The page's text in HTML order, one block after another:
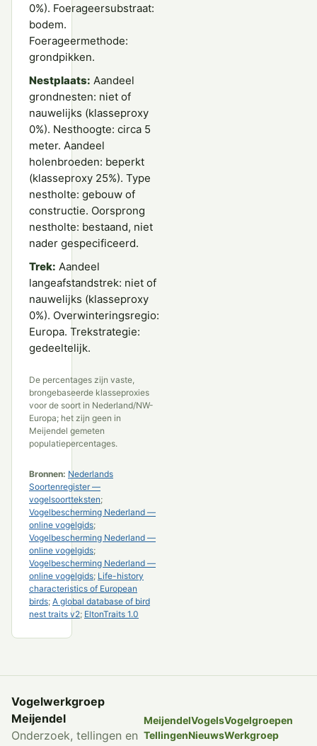
0%). Foerageersubstraat:
bodem.
Foerageermethode:
grondpikken.
Nestplaats: Aandeel
grondnesten: niet of
nauwelijks (klasseproxy
0%). Nesthoogte: circa 5
meter. Aandeel
holenbroeden: beperkt
(klasseproxy 25%). Type
nestholte: gebouw of
constructie. Oorsprong
nestholte: bestaand, niet
nader gespecificeerd.
Trek: Aandeel
langeafstandstrek: niet of
nauwelijks (klasseproxy
0%). Overwinteringsregio:
Europa. Trekstrategie:
gedeeltelijk.
De percentages zijn vaste,
brongebaseerde klasseproxies
voor de soort in Nederland/NW-
Europa; het zijn geen in
Meijendel gemeten
populatiepercentages.
Bronnen: Nederlands
Soortenregister —
vogelsoortteksten;
Vogelbescherming Nederland —
online vogelgids;
Vogelbescherming Nederland —
online vogelgids;
Vogelbescherming Nederland —
online vogelgids; Life-history
characteristics of European
birds; A global database of bird
nest traits v2; EltonTraits 1.0
Vogelwerkgroep
Meijendel
Onderzoek, tellingen en
MeijendelVogelsVogelgroepen
TellingenNieuwsWerkgroep